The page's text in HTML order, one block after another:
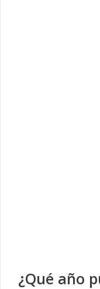
¿Qué año